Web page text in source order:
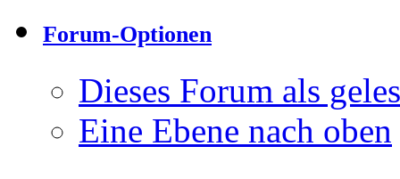
Forum-Optionen
Dieses Forum als
Eine Ebene nach oben